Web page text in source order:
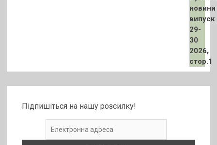
Підпишіться на нашу розсилку!